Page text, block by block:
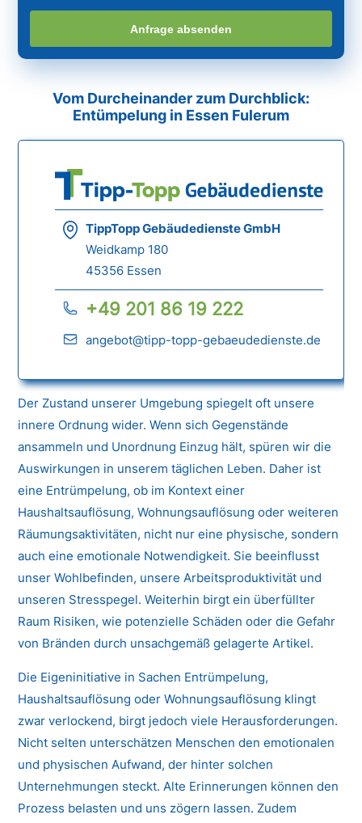
Anfrage absenden
Vom Durcheinander zum Durchblick:
Entümpelung in Essen Fulerum
TippTopp Gebäudedienste GmbH
Weidkamp 180
45356 Essen
+49 201 86 19 222
angebot@tipp-topp-gebaeudedienste.de
Der Zustand unserer Umgebung spiegelt oft unsere
innere Ordnung wider. Wenn sich Gegenstände
ansammeln und Unordnung Einzug hält, spüren wir die
Auswirkungen in unserem täglichen Leben. Daher ist
eine Entrümpelung, ob im Kontext einer
Haushaltsauflösung, Wohnungsauflösung oder weiteren
Räumungsaktivitäten, nicht nur eine physische, sondern
auch eine emotionale Notwendigkeit. Sie beeinflusst
unser Wohlbefinden, unsere Arbeitsproduktivität und
unseren Stresspegel. Weiterhin birgt ein überfüllter
Raum Risiken, wie potenzielle Schäden oder die Gefahr
von Bränden durch unsachgemäß gelagerte Artikel.
Die Eigeninitiative in Sachen Entrümpelung,
Haushaltsauflösung oder Wohnungsauflösung klingt
zwar verlockend, birgt jedoch viele Herausforderungen.
Nicht selten unterschätzen Menschen den emotionalen
und physischen Aufwand, der hinter solchen
Unternehmungen steckt. Alte Erinnerungen können den
Prozess belasten und uns zögern lassen. Zudem